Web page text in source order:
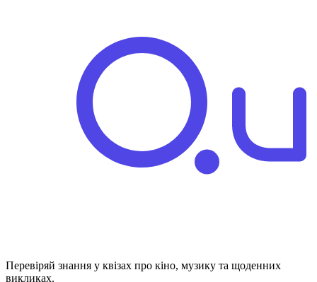
Перевіряй знання у квізах про кіно, музику та щоденних
викликах.